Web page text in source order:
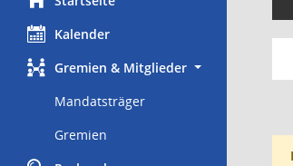
Kalender
Gremien & Mitglieder
Mandatsträger
Gremien